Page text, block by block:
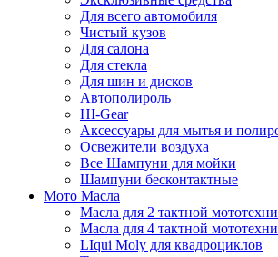
Для всего автомобиля
Чистый кузов
Для салона
Для стекла
Для шин и дисков
Автополироль
HI-Gear
Аксессуары для мытья и
Освежители воздуха
Все Шампуни для мойки
Шампуни бесконтактные
Мото Масла
Масла для 2 тактной
Масла для 4 тактной
LIqui Moly для квадроциклов